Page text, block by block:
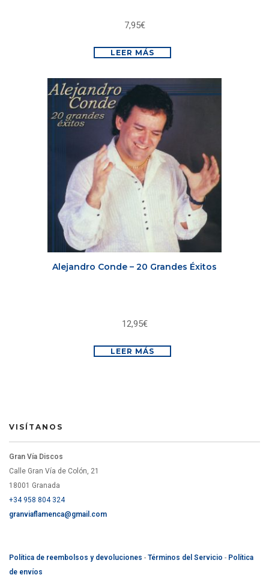
7,95€
LEER MÁS
Alejandro Conde – 20 Grandes Éxitos
12,95€
LEER MÁS
VISÍTANOS
Gran Vía Discos
Calle Gran Vía de Colón, 21
18001 Granada
+34 958 804 324
granviaflamenca@gmail.com
Política de reembolsos y devoluciones - Términos del Servicio - Política
de envíos